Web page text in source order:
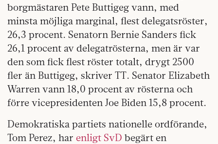
borgmästaren Pete Buttigeg vann, med
minsta möjliga marginal, flest delegatsröster,
26,3 procent. Senatorn Bernie Sanders fick
26,1 procent av delegatrösterna, men är var
den som fick flest röster totalt, drygt 2500
fler än Buttigeg, skriver TT. Senator Elizabeth
Warren vann 18,0 procent av rösterna och
förre vicepresidenten Joe Biden 15,8 procent.
Demokratiska partiets nationelle ordförande,
Tom Perez, har enligt SvD begärt en